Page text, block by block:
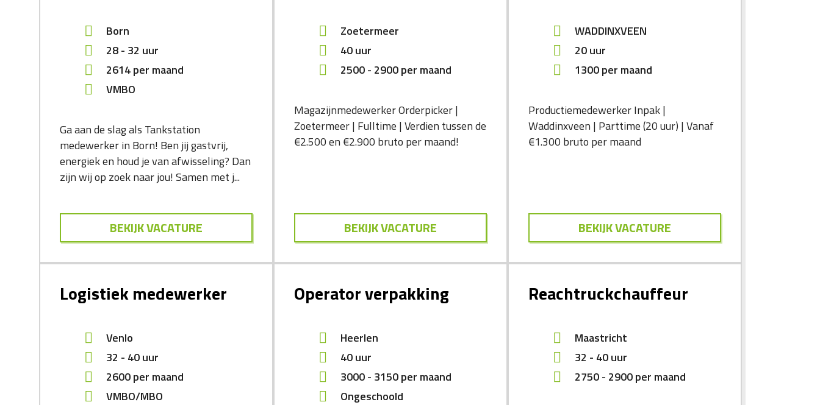
Born
28 - 32 uur
2614per maand
VMBO
Ga aan de slag als Tankstation
medewerker in Born! Ben jij gastvrij,
energiek en houd je van afwisseling? Dan
zijn wij op zoek naar jou! Samen met j...
BEKIJK VACATURE
Zoetermeer
40 uur
2500- 2900per maand
Magazijnmedewerker Orderpicker |
Zoetermeer | Fulltime | Verdien tussen de
€2.500 en €2.900 bruto per maand!
BEKIJK VACATURE
WADDINXVEEN
20 uur
1300per maand
Productiemedewerker Inpak |
Waddinxveen | Parttime (20 uur) | Vanaf
€1.300 bruto per maand
BEKIJK VACATURE
Logistiek medewerker
Venlo
32 - 40 uur
2600per maand
VMBO/MBO
Operator verpakking
Heerlen
40 uur
3000- 3150per maand
Ongeschoold
Reachtruckchauffeur
Maastricht
32 - 40 uur
2750- 2900per maand